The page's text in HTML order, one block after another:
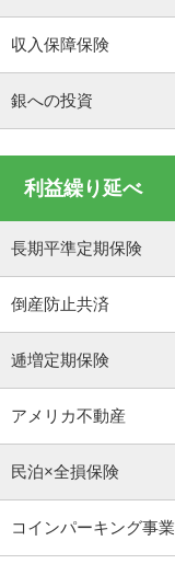
収入保障保険
銀への投資
利益繰り延べ
長期平準定期保険
倒産防止共済
逓増定期保険
アメリカ不動産
民泊×全損保険
コインパーキング事業